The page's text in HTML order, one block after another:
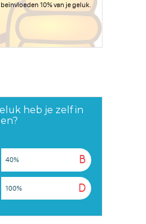
10% van je geluk.
heb je zelf in
B
40%
D
100%